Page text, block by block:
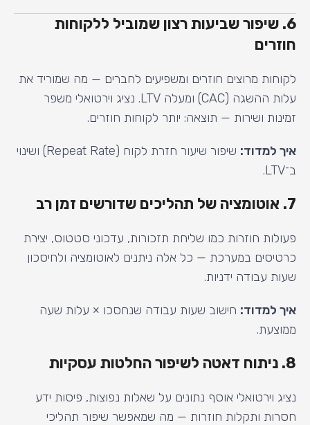
6. שיפור שביעות רצון שמוביל ללקוחות
חוזרים
לקוחות מרוצים חוזרים ומשפיעים לחברים — מה שמוריד את
עלות ההשגה (CAC) ומעלה LTV. נציג וירטואלי משפר
זמינות ושירות — תוצאה: יותר לקוחות חוזרים.
איך למדוד:
שיפור שיעור חזרת לקוח (Repeat Rate) ושינוי
ב־LTV.
7. אוטומציה של תהליכים שדורשים זמן רב
פעולות חוזרות כמו שליחת תזכורות, עדכוני סטטוס, יצירת
כרטיסים במערכת — כל אלה ניתנים לאוטומציה ולחיסכון
שעות עבודה ידניות.
איך למדוד: חישוב שעות עבודה שנחסכו × עלות שעה
ממוצעת.
8. ניתוח דאטה לשיפור החלטות עסקיות
נציג וירטואלי אוסף נתונים על שאלות נפוצות, פיסות ידע
חסרות ותקלות חוזרות — מה שמאפשר שיפור תהליכי